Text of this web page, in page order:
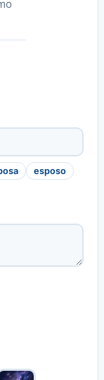
esposo